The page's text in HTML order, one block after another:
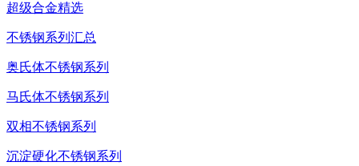
超级合金精选
不锈钢系列汇总
奥氏体不锈钢系列
马氏体不锈钢系列
双相不锈钢系列
沉淀硬化不锈钢系列